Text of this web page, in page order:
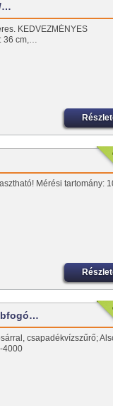
…
KEDVEZMÉNYES
36 cm,…
Mérési tartomány:
csapadékvízszűrő;
4000